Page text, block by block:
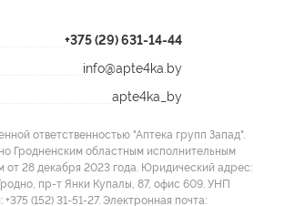
+375 (29) 631-14-44
info@apte4ka.by
apte4ka_by
ответственностью "Аптека групп Запад".
Гродненским областным исполнительным
от 28 декабря 2023 года. Юридический адрес:
пр-т Янки Купалы, 87, офис 609. УНП
(152) 31-51-27. Электронная почта: